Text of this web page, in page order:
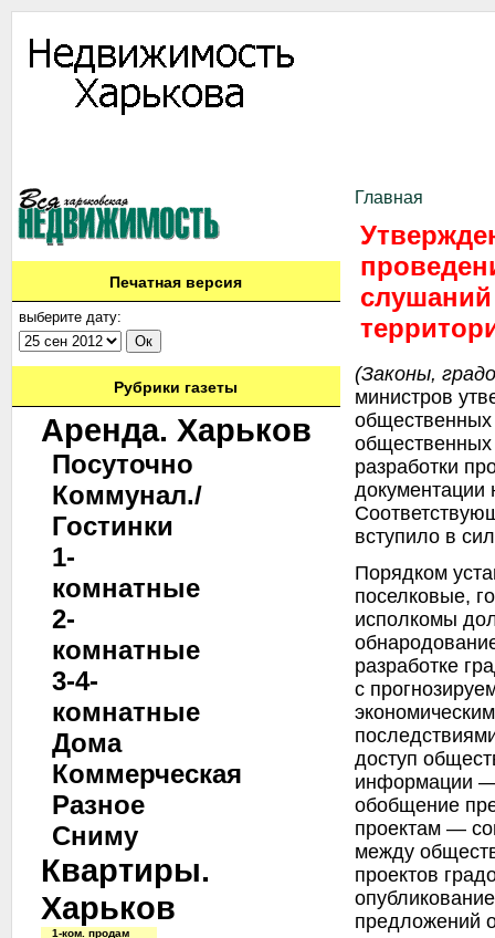
Печатная версия
выберите дату:
Рубрики газеты
Аренда. Харьков
Посуточно
Коммунал./
Гостинки
1-
комнатные
2-
комнатные
3-4-
комнатные
Дома
Коммерческая
Разное
Сниму
Квартиры.
Харьков
1-ком. продам
Главная
слушаний
(Законы,
министров
общественных
разработки
документации
вступило в
Порядком
поселковые,
исполкомы
разработке
с
доступ
информации —
обобщение
проектам —
между
проектов
предложений